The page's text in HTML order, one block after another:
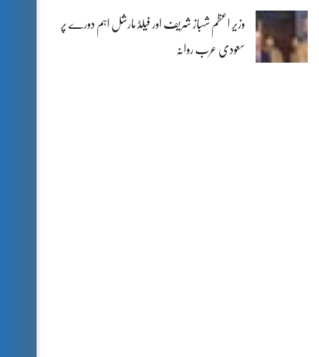
وزیر اعظم شہباز شریف اور فیلڈ مارشل اہم دورے پر
سعودی عرب روانہ